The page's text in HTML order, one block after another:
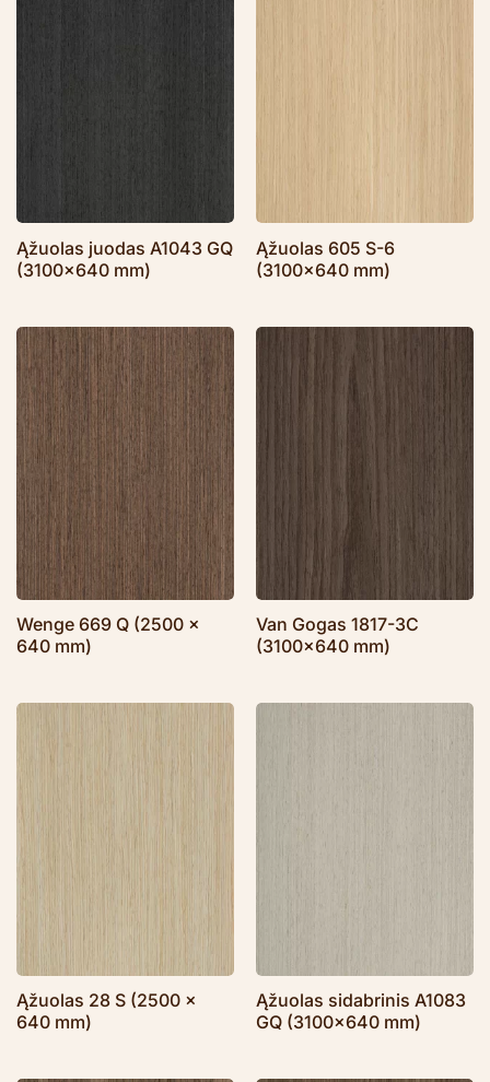
Ąžuolas juodas A1043 GQ
(3100×640 mm)
Ąžuolas 605 S-6
(3100×640 mm)
Wenge 669 Q (2500 x
640 mm)
Van Gogas 1817-3C
(3100×640 mm)
Ąžuolas 28 S (2500 x
640 mm)
Ąžuolas sidabrinis A1083
GQ (3100×640 mm)